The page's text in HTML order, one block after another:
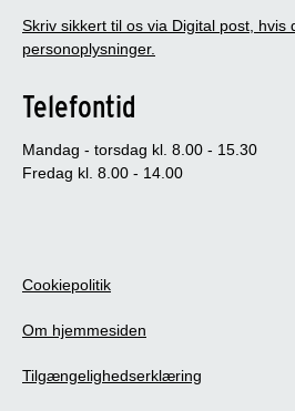
Skriv sikkert til os via Digital post, hvis
personoplysninger.
Telefontid
Mandag - torsdag kl. 8.00 - 15.30
Fredag kl. 8.00 - 14.00
Cookiepolitik
Om hjemmesiden
Tilgængelighedserklæring